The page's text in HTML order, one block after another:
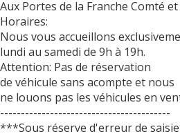
Aux Portes de la Franche Comté et
Horaires:
Nous vous accueillons
lundi au samedi de 9h à 19h.
Attention: Pas de réservation
de véhicule sans acompte et nous
ne louons pas les véhicules en
-----------------------------------------
***Sous réserve d'erreur de